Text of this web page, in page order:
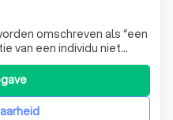
omschreven als “een
van een individu niet
van een andere
wanneer het
economisc